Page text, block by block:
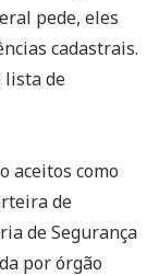
pede, eles
cadastrais.
lista de
aceitos como
de
de Segurança
por órgão